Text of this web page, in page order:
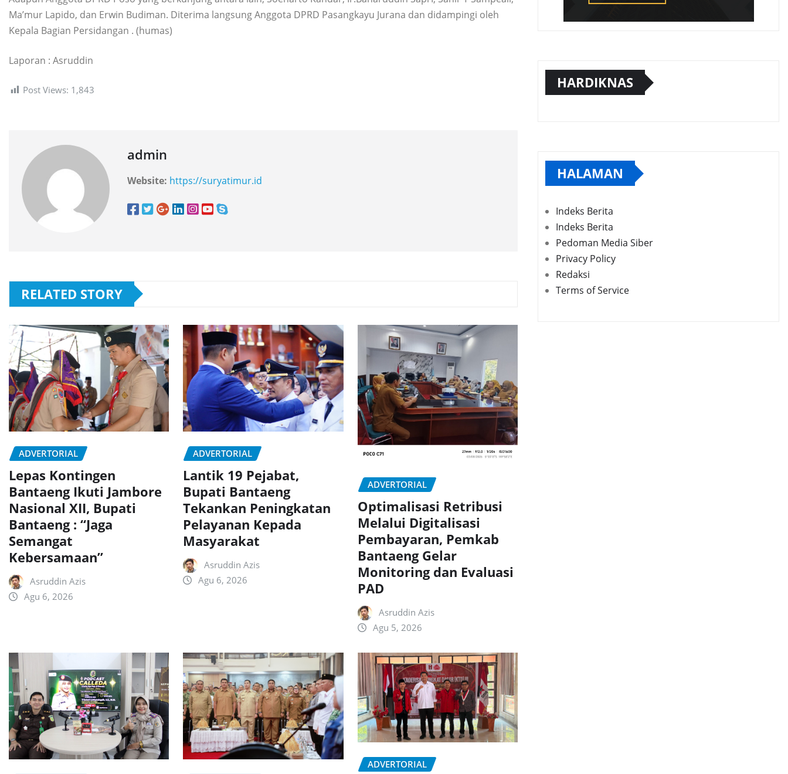
Ma’mur Lapido, dan Erwin Budiman. Diterima langsung Anggota DPRD Pasangkayu Jurana dan didampingi oleh
Kepala Bagian Persidangan . (humas)
Laporan : Asruddin
Post Views: 1,843
admin
Website: https://suryatimur.id
RELATED STORY
ADVERTORIAL
Lepas Kontingen
Bantaeng Ikuti Jambore
Nasional XII, Bupati
Bantaeng : “Jaga
Semangat
Kebersamaan”
Asruddin Azis
Agu 6, 2026
ADVERTORIAL
Lantik 19 Pejabat,
Bupati Bantaeng
Tekankan Peningkatan
Pelayanan Kepada
Masyarakat
Asruddin Azis
Agu 6, 2026
ADVERTORIAL
Optimalisasi Retribusi
Melalui Digitalisasi
Pembayaran, Pemkab
Bantaeng Gelar
Monitoring dan Evaluasi
PAD
Asruddin Azis
Agu 5, 2026
ADVERTORIAL
HARDIKNAS
HALAMAN
Indeks Berita
Indeks Berita
Pedoman Media Siber
Privacy Policy
Redaksi
Terms of Service